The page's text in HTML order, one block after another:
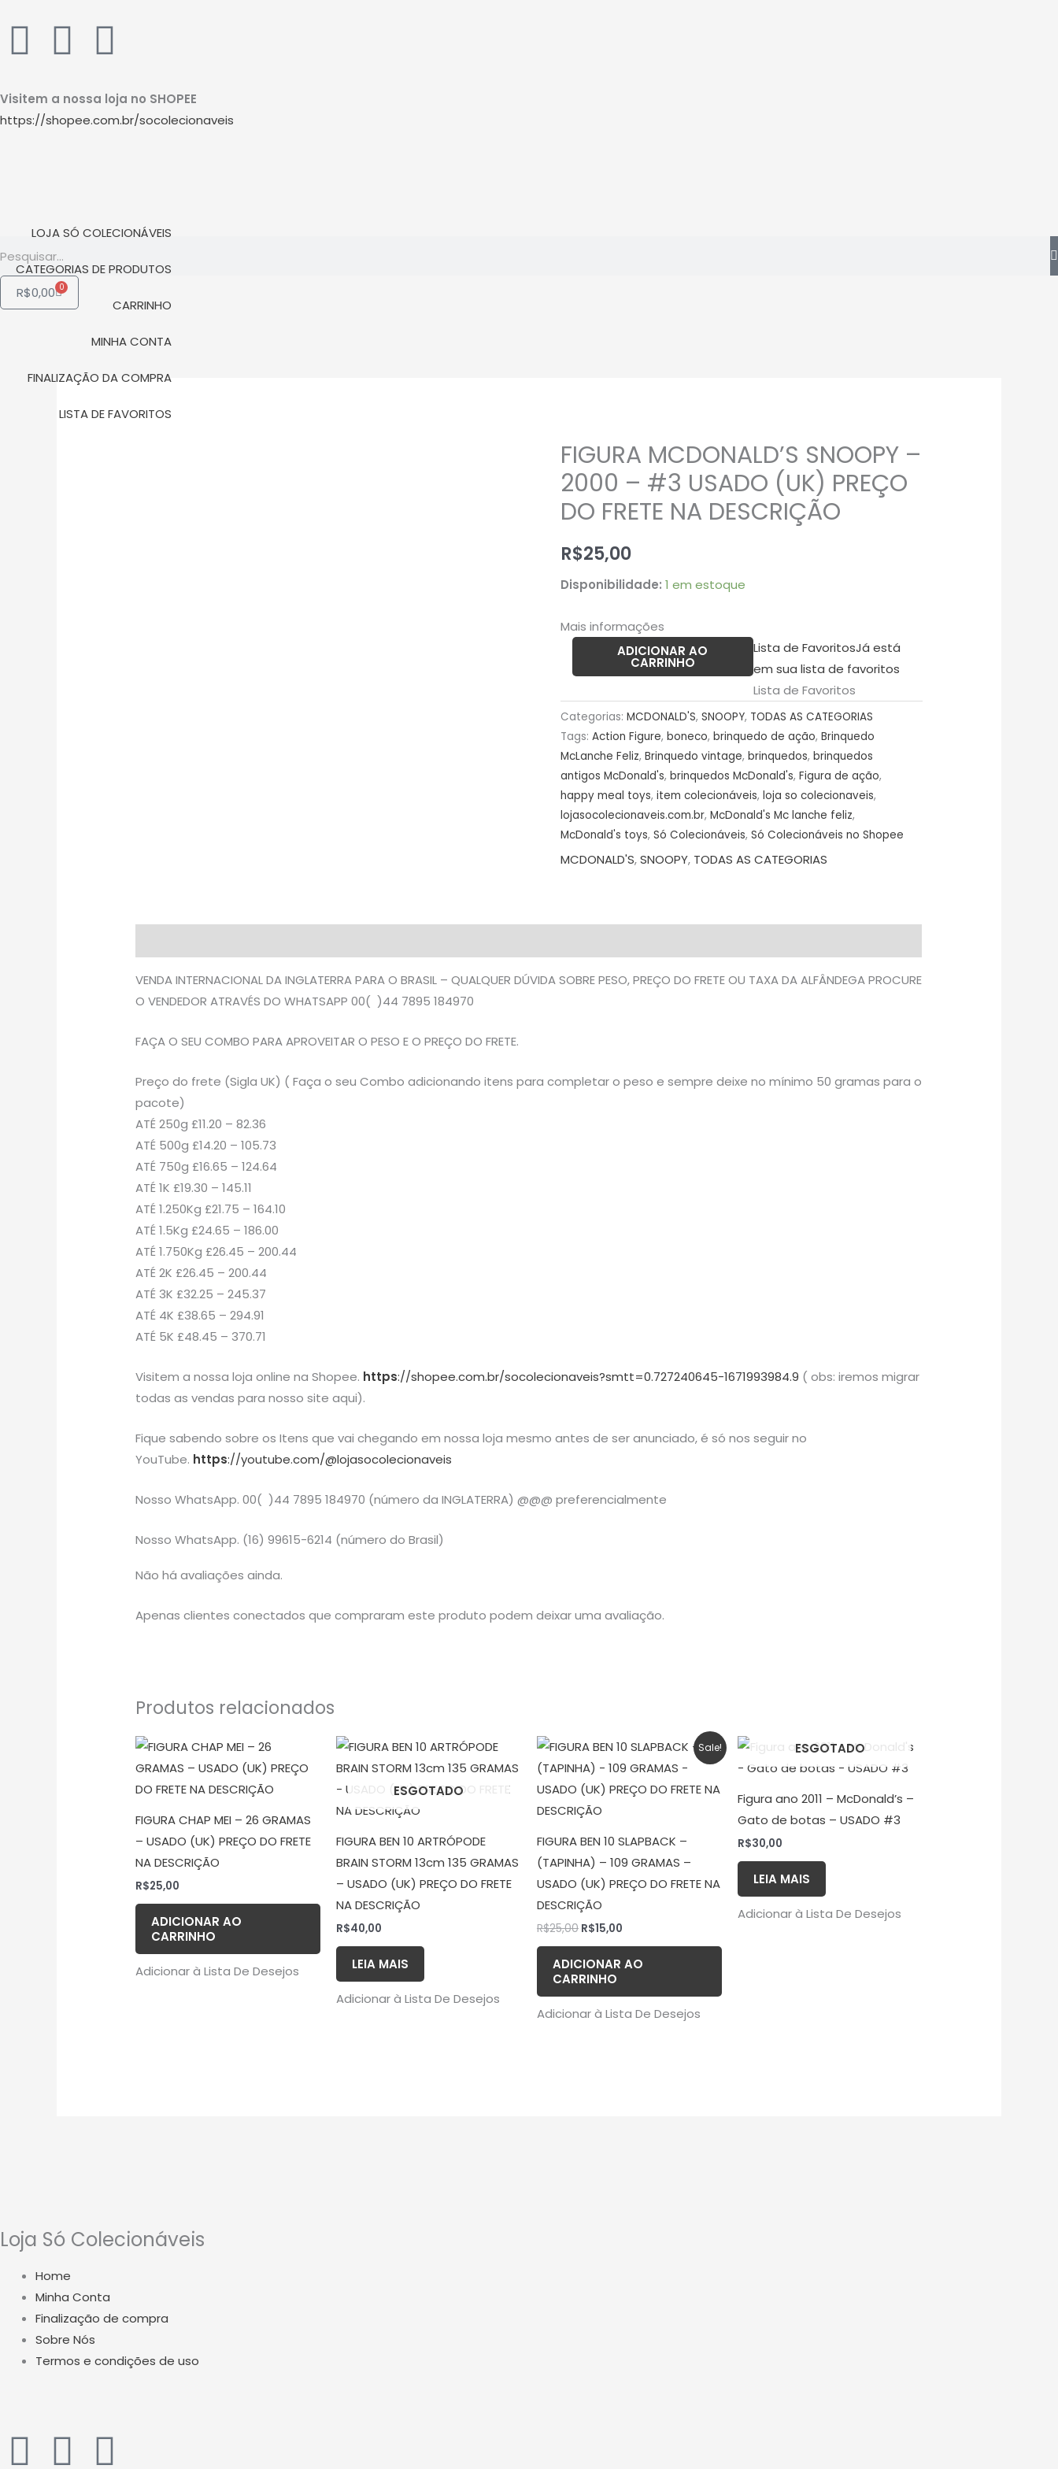
paraW
h
a
a
p
p
I
s
g
r
a
m
Y
o
u
b
e
Visitem a nossa loja no SHOPEE
https://shopee.com.br/socolecionaveis
LOJA SÓ COLECIONÁVEIS
CATEGORIAS DE PRODUTOS
CARRINHO
MINHA CONTA
FINALIZAÇÃO DA COMPRA
LISTA DE FAVORITOS
R$0,00 0
Carrinho
FIGURA MCDONALD’S SNOOPY –
2000 – #3 USADO (UK) PREÇO
DO FRETE NA DESCRIÇÃO
R$25,00
Disponibilidade: 1 em estoque
Mais informações
FIGURA
MCDONALD'S
SNOOPY
-
-
#3
(UK)
PREÇO
NA
DESCRIÇÃO
quantidade
ADICIONAR AO
CARRINHO
Lista de FavoritosJá está
em sua lista de favoritos
Lista de Favoritos
Categorias: MCDONALD'S, SNOOPY, TODAS AS CATEGORIAS
Tags: Action Figure, boneco, brinquedo de ação, Brinquedo
McLanche Feliz, Brinquedo vintage, brinquedos, brinquedos
antigos McDonald's, brinquedos McDonald's, Figura de ação,
happy meal toys, item colecionáveis, loja so colecionaveis,
lojasocolecionaveis.com.br, McDonald's Mc lanche feliz,
McDonald's toys, Só Colecionáveis, Só Colecionáveis no Shopee
MCDONALD'S,SNOOPY, TODAS AS CATEGORIAS
VENDA INTERNACIONAL DA INGLATERRA PARA O BRASIL – QUALQUER DÚVIDA SOBRE PESO, PREÇO DO FRETE OU TAXA DA ALFÂNDEGA PROCURE
O VENDEDOR ATRAVÉS DO WHATSAPP 00( )44 7895 184970
FAÇA O SEU COMBO PARA APROVEITAR O PESO E O PREÇO DO FRETE.
Preço do frete (Sigla UK) ( Faça o seu Combo adicionando itens para completar o peso e sempre deixe no mínimo 50 gramas para o
pacote)
ATÉ 250g £11.20 – 82.36
ATÉ 500g £14.20 – 105.73
ATÉ 750g £16.65 – 124.64
ATÉ 1K £19.30 – 145.11
ATÉ 1.250Kg £21.75 – 164.10
ATÉ 1.5Kg £24.65 – 186.00
ATÉ 1.750Kg £26.45 – 200.44
ATÉ 2K £26.45 – 200.44
ATÉ 3K £32.25 – 245.37
ATÉ 4K £38.65 – 294.91
ATÉ 5K £48.45 – 370.71
Visitem a nossa loja online na Shopee. https://shopee.com.br/socolecionaveis?smtt=0.727240645-1671993984.9 ( obs: iremos migrar
todas as vendas para nosso site aqui).
Fique sabendo sobre os Itens que vai chegando em nossa loja mesmo antes de ser anunciado, é só nos seguir no
YouTube. https://youtube.com/@lojasocolecionaveis
Nosso WhatsApp. 00( )44 7895 184970 (número da INGLATERRA) @@@ preferencialmente
Nosso WhatsApp. (16) 99615-6214 (número do Brasil)
Não há avaliações ainda.
Apenas clientes conectados que compraram este produto podem deixar uma avaliação.
Produtos relacionados
FIGURA CHAP MEI – 26 GRAMAS
– USADO (UK) PREÇO DO FRETE
NA DESCRIÇÃO
R$25,00
ADICIONAR AO
CARRINHO
Adicionar à Lista De Desejos
ESGOTADO
FIGURA BEN 10 ARTRÓPODE
BRAIN STORM 13cm 135 GRAMAS
– USADO (UK) PREÇO DO FRETE
NA DESCRIÇÃO
R$40,00
LEIA MAIS
Adicionar à Lista De Desejos
Sale!
FIGURA BEN 10 SLAPBACK –
(TAPINHA) – 109 GRAMAS –
USADO (UK) PREÇO DO FRETE NA
DESCRIÇÃO
R$25,00
O
preço
original
era:
R$25,00.
R$15,00
O
preço
atual
é:
R$15,00.
ADICIONAR AO
CARRINHO
Adicionar à Lista De Desejos
ESGOTADO
Figura ano 2011 – McDonald’s –
Gato de botas – USADO #3
R$30,00
LEIA MAIS
Adicionar à Lista De Desejos
Loja Só Colecionáveis
Home
Minha Conta
Finalização de compra
Sobre Nós
Termos e condições de uso
WI Y